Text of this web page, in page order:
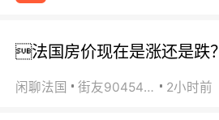
法国房价现在是涨还是跌？
闲聊法国 街友90454511 2小时前